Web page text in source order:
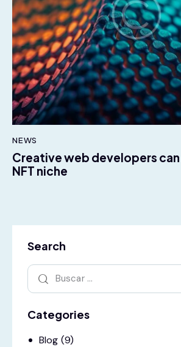
NEWS
Creative web developers
NFT niche
Search
Categories
Blog (9)